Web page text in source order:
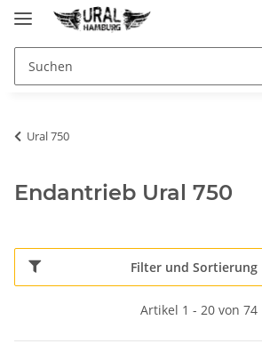
Ural 750
Endantrieb Ural 750
Filter und Sortierung
Artikel 1 - 20 von 74